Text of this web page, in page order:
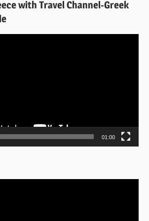
with Travel Channel-Greek
01:00